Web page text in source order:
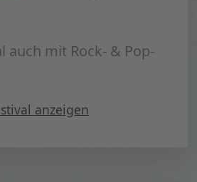
auch mit Rock- & Pop-
"Elbjazz 2023"
anzeigen